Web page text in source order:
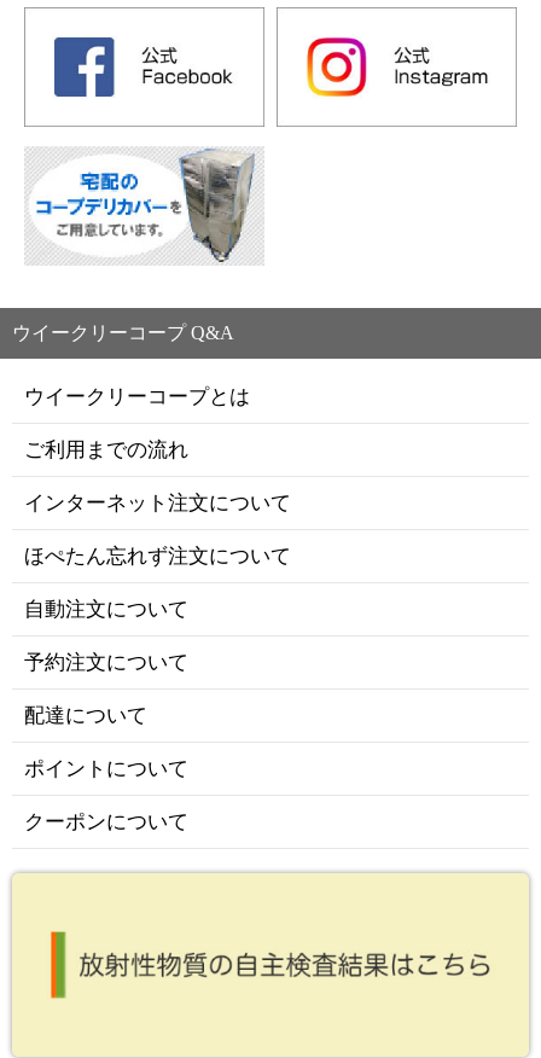
ウイークリーコープ Q&A
ウイークリーコープとは
ご利用までの流れ
インターネット注文について
ほぺたん忘れず注文について
自動注文について
予約注文について
配達について
ポイントについて
クーポンについて